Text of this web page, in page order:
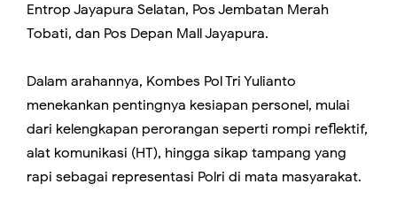
Entrop Jayapura Selatan, Pos Jembatan Merah
Tobati, dan Pos Depan Mall Jayapura.
Dalam arahannya, Kombes Pol Tri Yulianto
menekankan pentingnya kesiapan personel, mulai
dari kelengkapan perorangan seperti rompi reflektif,
alat komunikasi (HT), hingga sikap tampang yang
rapi sebagai representasi Polri di mata masyarakat.